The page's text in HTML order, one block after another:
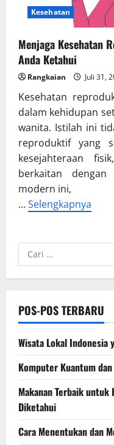
Kesehatan
Menjaga Kesehatan
Anda Ketahui
Rangkaian Juli 31,
Kesehatan
dalam kehidupan
wanita. Istilah ini
reproduktif yang
kesejahteraan
berkaitan
modern ini,
…Selengkapnya
Cari
untuk:
POS-POS TERBARU
Wisata Lokal Indonesia
Komputer Kuantum
Makanan Terbaik untuk
Diketahui
Cara Menentukan dan